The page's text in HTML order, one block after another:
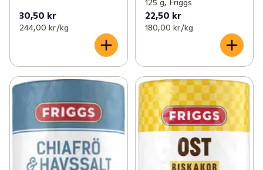
30,50 kr
244,00 kr /kg
125 g, Friggs
22,50 kr
180,00 kr /kg